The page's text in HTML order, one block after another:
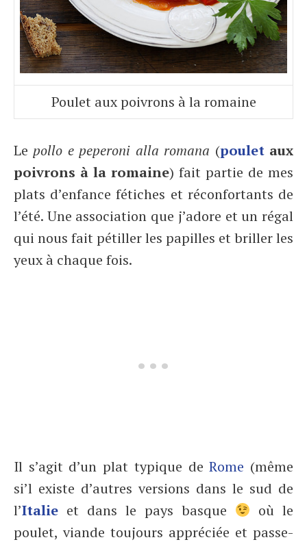
Poulet aux poivrons à la romaine
Le pollo e peperoni alla romana (poulet aux
poivrons à la romaine) fait partie de mes
plats d’enfance fétiches et réconfortants de
l’été. Une association que j’adore et un régal
qui nous fait pétiller les papilles et briller les
yeux à chaque fois.
Il s’agit d’un plat typique deRome (même
si’l existe d’autres versions dans le sud de
l’Italie et dans le pays basque
où le
poulet, viande toujours appréciée et passe-